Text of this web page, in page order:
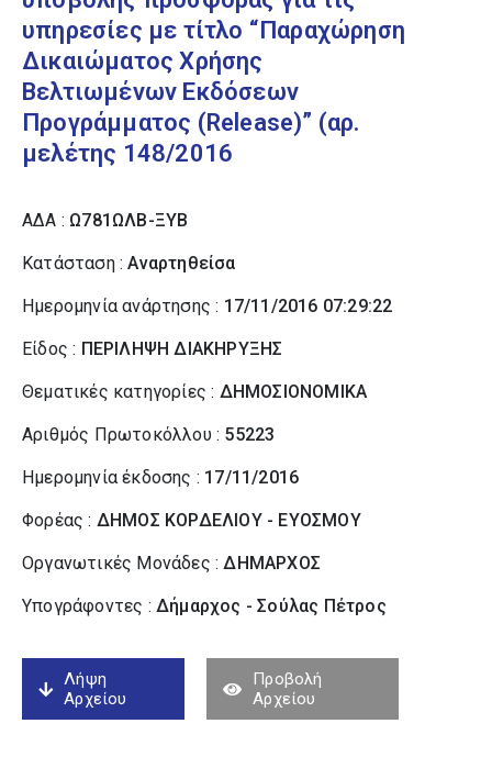
υπηρεσίες με τίτλο “Παραχώρηση
Δικαιώματος Χρήσης
Βελτιωμένων Εκδόσεων
Προγράμματος (Release)” (αρ.
μελέτης 148/2016
ΑΔΑ : Ω781ΩΛΒ-ΞΥΒ
Κατάσταση :Αναρτηθείσα
Ημερομηνία ανάρτησης : 17/11/2016 07:29:22
Είδος : ΠΕΡΙΛΗΨΗ ΔΙΑΚΗΡΥΞΗΣ
Θεματικές κατηγορίες : ΔΗΜΟΣΙΟΝΟΜΙΚΑ
Αριθμός Πρωτοκόλλου : 55223
Ημερομηνία έκδοσης : 17/11/2016
Φορέας : ΔΗΜΟΣ ΚΟΡΔΕΛΙΟΥ - ΕΥΟΣΜΟΥ
Οργανωτικές Μονάδες :ΔΗΜΑΡΧΟΣ
Υπογράφοντες : Δήμαρχος - Σούλας Πέτρος
Λήψη
Αρχείου
Προβολή
Αρχείου